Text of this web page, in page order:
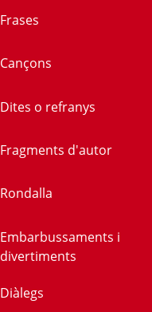
Frases
Cançons
Dites o refranys
Fragments d'autor
Rondalla
Embarbussaments i
divertiments
Diàlegs